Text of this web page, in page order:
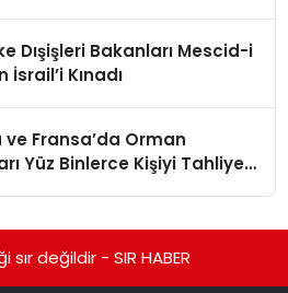
Dışişleri Bakanları Mescid-i
İsrail’i Kınadı
Fransa’da Orman
Yüz Binlerce Kişiyi Tahliye
sır değildir - SIR HABER